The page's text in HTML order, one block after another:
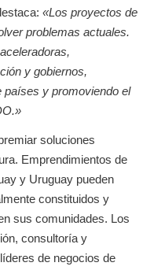
«Los proyectos de
problemas actuales.
y gobiernos,
países y promoviendo el
soluciones
Emprendimientos de
y Uruguay pueden
constituidos y
sus comunidades. Los
consultoría y
de negocios de